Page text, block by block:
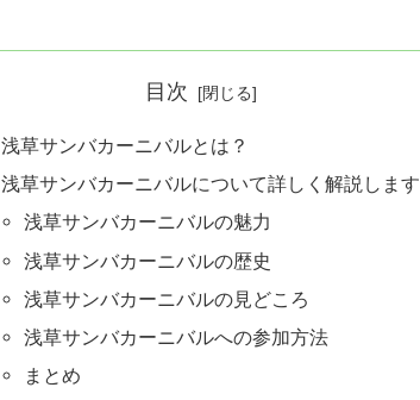
目次
浅草サンバカーニバルとは？
浅草サンバカーニバルについて詳しく解説します
浅草サンバカーニバルの魅力
浅草サンバカーニバルの歴史
浅草サンバカーニバルの見どころ
浅草サンバカーニバルへの参加方法
まとめ